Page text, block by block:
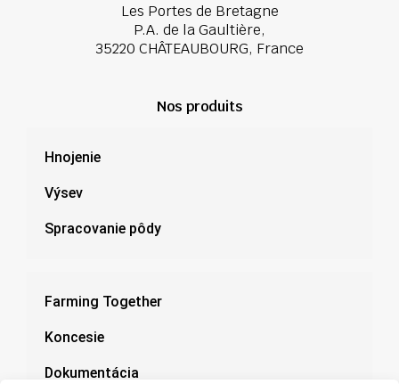
Les Portes de Bretagne
P.A. de la Gaultière,
35220 CHÂTEAUBOURG, France
Nos produits
Hnojenie
Výsev
Spracovanie pôdy
Farming Together
Koncesie
Dokumentácia